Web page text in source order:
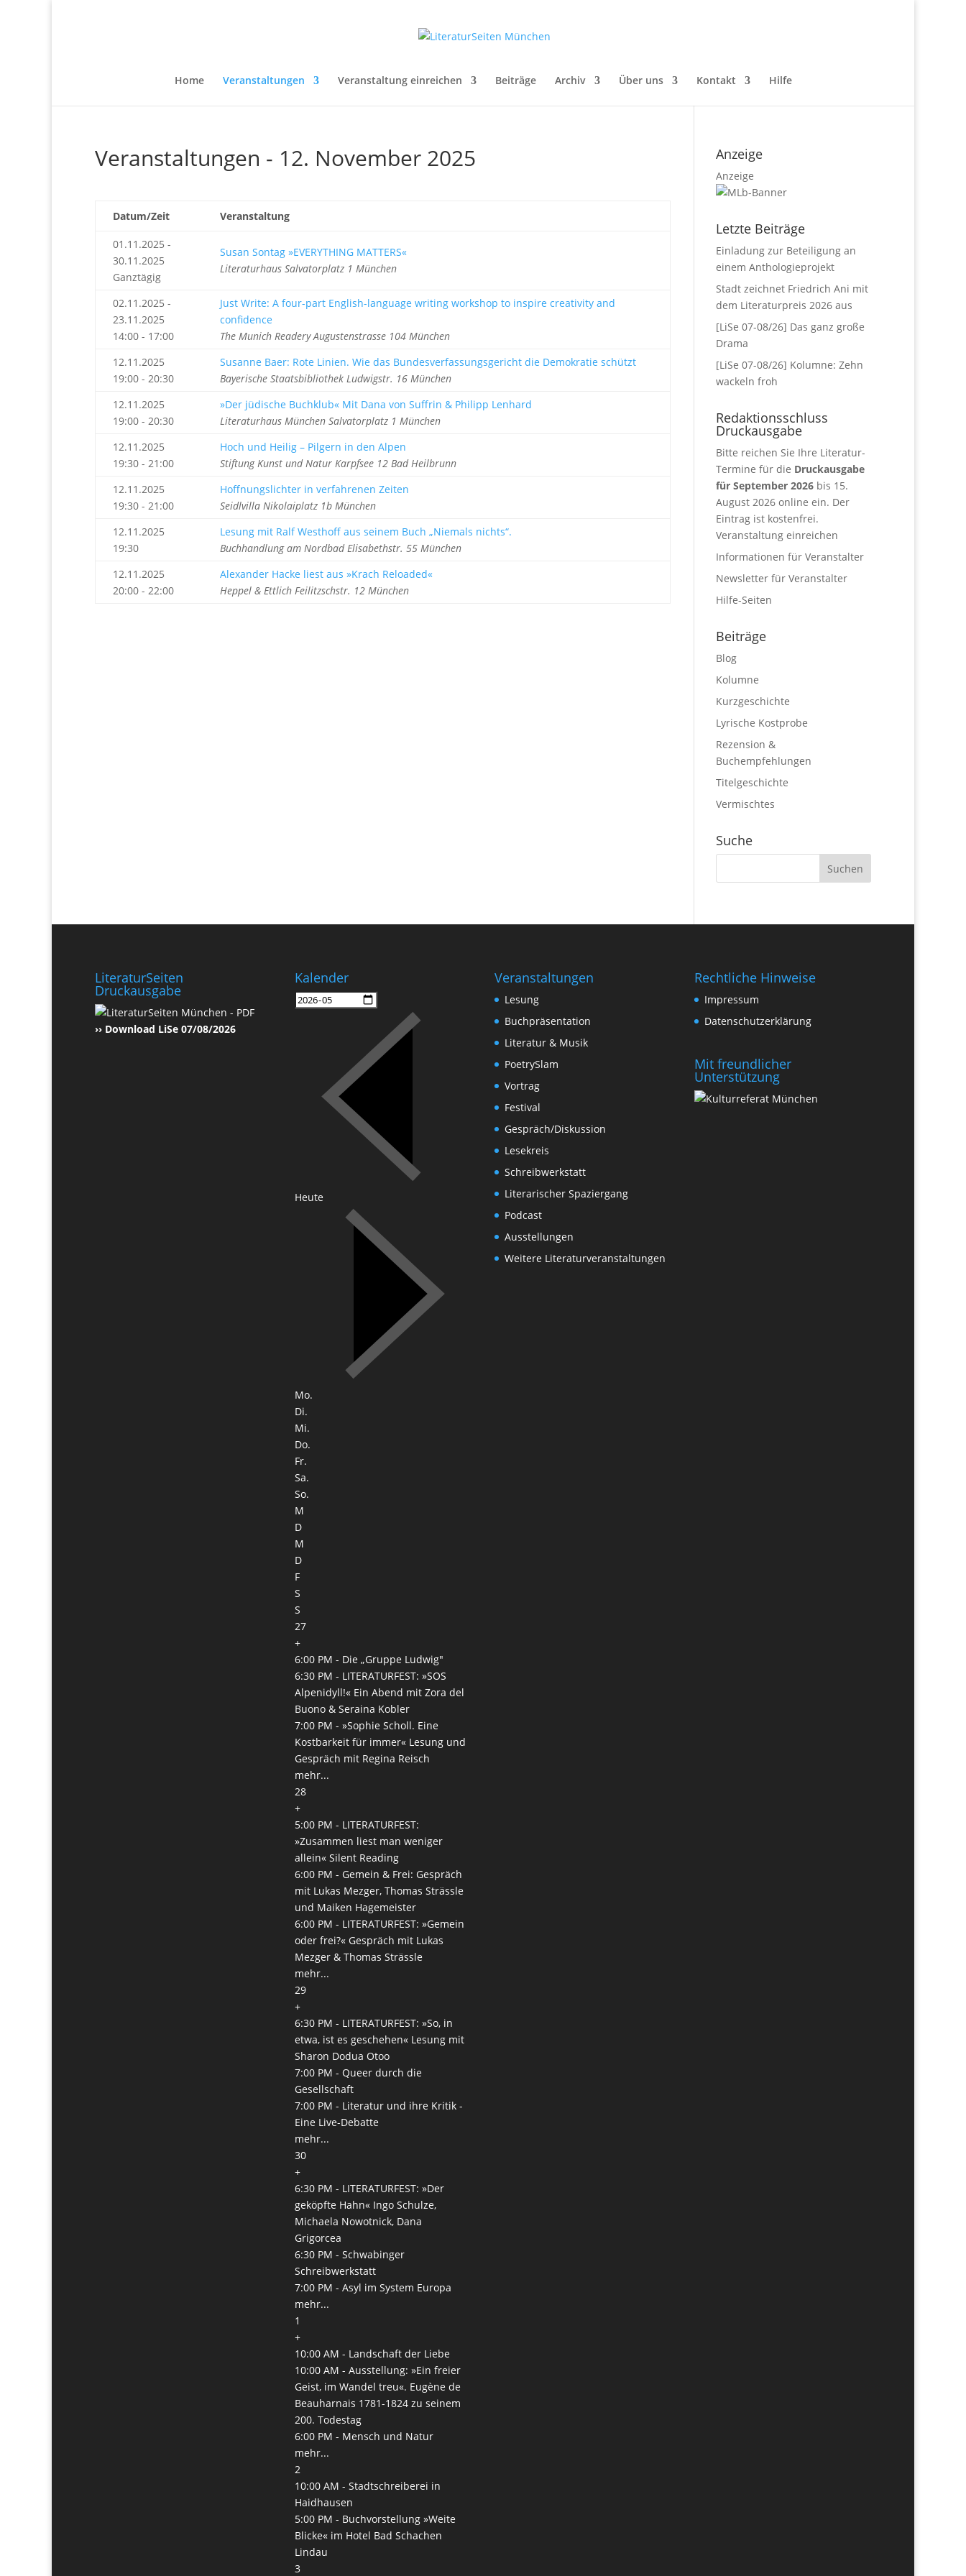
Home Veranstaltungen Veranstaltung einreichen Beiträge Archiv Über uns Kontakt Hilfe
Veranstaltungen - 12. November 2025
Datum/Zeit Veranstaltung
01.11.2025 -
30.11.2025
Ganztägig
Susan Sontag »EVERYTHING MATTERS«
Literaturhaus Salvatorplatz 1 München
02.11.2025 -
23.11.2025
14:00 - 17:00
Just Write: A four-part English-language writing workshop to inspire creativity and
confidence
The Munich Readery Augustenstrasse 104 München
12.11.2025
19:00 - 20:30
Susanne Baer: Rote Linien. Wie das Bundesverfassungsgericht die Demokratie schützt
Bayerische Staatsbibliothek Ludwigstr. 16 München
12.11.2025
19:00 - 20:30
»Der jüdische Buchklub« Mit Dana von Suffrin & Philipp Lenhard
Literaturhaus München Salvatorplatz 1 München
12.11.2025
19:30 - 21:00
Hoch und Heilig – Pilgern in den Alpen
Stiftung Kunst und Natur Karpfsee 12 Bad Heilbrunn
12.11.2025
19:30 - 21:00
Hoffnungslichter in verfahrenen Zeiten
Seidlvilla Nikolaiplatz 1b München
12.11.2025
19:30
Lesung mit Ralf Westhoff aus seinem Buch „Niemals nichts“.
Buchhandlung am Nordbad Elisabethstr. 55 München
12.11.2025
20:00 - 22:00
Alexander Hacke liest aus »Krach Reloaded«
Heppel & Ettlich Feilitzschstr. 12 München
Anzeige
Anzeige
Letzte Beiträge
Einladung zur Beteiligung an
einem Anthologieprojekt
Stadt zeichnet Friedrich Ani mit
dem Literaturpreis 2026 aus
[LiSe 07-08/26] Das ganz große
Drama
[LiSe 07-08/26] Kolumne: Zehn
wackeln froh
Redaktionsschluss
Druckausgabe
Bitte reichen Sie Ihre Literatur-
Termine für die Druckausgabe
für September 2026 bis 15.
August 2026 online ein. Der
Eintrag ist kostenfrei.
Veranstaltung einreichen
Informationen für Veranstalter
Newsletter für Veranstalter
Hilfe-Seiten
Beiträge
Blog
Kolumne
Kurzgeschichte
Lyrische Kostprobe
Rezension &
Buchempfehlungen
Titelgeschichte
Vermischtes
Suche
LiteraturSeiten
Druckausgabe
›› Download LiSe 07/08/2026
Kalender
Heute
Mo.
Di.
Mi.
Do.
Fr.
Sa.
So.
M
D
M
D
F
S
S
27
+
6:00 PM - Die „Gruppe Ludwig"
6:30 PM - LITERATURFEST: »SOS
Alpenidyll!« Ein Abend mit Zora del
Buono & Seraina Kobler
7:00 PM -»Sophie Scholl. Eine
Kostbarkeit für immer« Lesung und
Gespräch mit Regina Reisch
mehr...
28
+
5:00 PM - LITERATURFEST:
»Zusammen liest man weniger
allein« Silent Reading
6:00 PM -Gemein & Frei: Gespräch
mit Lukas Mezger, Thomas Strässle
und Maiken Hagemeister
6:00 PM - LITERATURFEST: »Gemein
oder frei?« Gespräch mit Lukas
Mezger & Thomas Strässle
mehr...
29
+
6:30 PM - LITERATURFEST: »So, in
etwa, ist es geschehen« Lesung mit
Sharon Dodua Otoo
7:00 PM -Queer durch die
Gesellschaft
7:00 PM - Literatur und ihre Kritik -
Eine Live-Debatte
mehr...
30
+
6:30 PM - LITERATURFEST: »Der
geköpfte Hahn« Ingo Schulze,
Michaela Nowotnick, Dana
Grigorcea
6:30 PM -Schwabinger
Schreibwerkstatt
7:00 PM -Asyl im System Europa
mehr...
1
+
10:00 AM - Landschaft der Liebe
10:00 AM -Ausstellung: »Ein freier
Geist, im Wandel treu«. Eugène de
Beauharnais 1781-1824 zu seinem
200. Todestag
6:00 PM - Mensch und Natur
mehr...
2
10:00 AM -Stadtschreiberei in
Haidhausen
5:00 PM - Buchvorstellung »Weite
Blicke« im Hotel Bad Schachen
Lindau
3
Veranstaltungen
Lesung
Buchpräsentation
Literatur & Musik
PoetrySlam
Vortrag
Festival
Gespräch/Diskussion
Lesekreis
Schreibwerkstatt
Literarischer Spaziergang
Podcast
Ausstellungen
Weitere Literaturveranstaltungen
Rechtliche Hinweise
Impressum
Datenschutzerklärung
Mit freundlicher
Unterstützung